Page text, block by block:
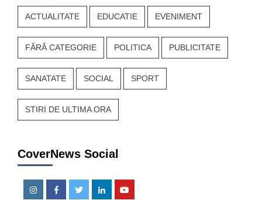
ACTUALITATE EDUCATIE EVENIMENT
FĂRĂ CATEGORIE POLITICA PUBLICITATE
SANATATE SOCIAL SPORT
STIRI DE ULTIMA ORA
CoverNews Social
InstagramFacebookTwitterLinkedin